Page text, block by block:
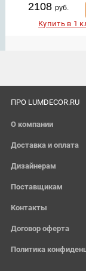
2108руб.
Купить в 1
ПРО LUMDECOR.RU
О компании
Доставка и оплата
Дизайнерам
Поставщикам
Контакты
Договор оферта
Политика